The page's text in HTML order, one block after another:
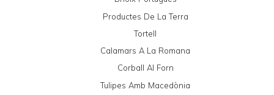
Productes De La Terra
Tortell
Calamars A La Romana
Corball Al Forn
Tulipes Amb Macedònia